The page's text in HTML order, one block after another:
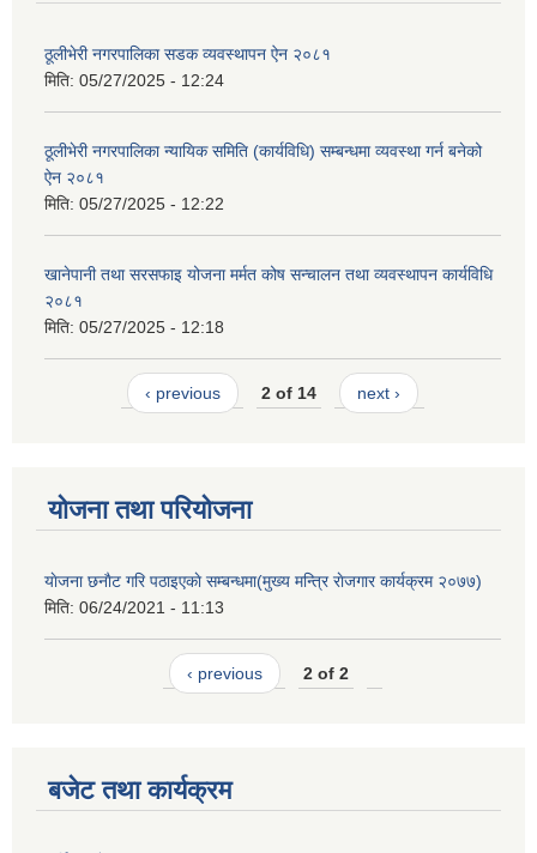
ठूलीभेरी नगरपालिका सडक व्यवस्थापन ऐन २०८१
मिति: 05/27/2025 - 12:24
ठूलीभेरी नगरपालिका न्यायिक समिति (कार्यविधि) सम्बन्धमा व्यवस्था गर्न बनेको
ऐन २०८१
मिति: 05/27/2025 - 12:22
खानेपानी तथा सरसफाइ योजना मर्मत कोष सन्चालन तथा व्यवस्थापन कार्यविधि
२०८१
मिति: 05/27/2025 - 12:18
‹ previous 2 of 14 next ›
योजना तथा परियोजना
याेजना छनाैट गरि पठाइएकाे सम्बन्धमा(मुख्य मन्त्रि राेजगार कार्यक्रम २०७७)
मिति: 06/24/2021 - 11:13
‹ previous 2 of 2
बजेट तथा कार्यक्रम